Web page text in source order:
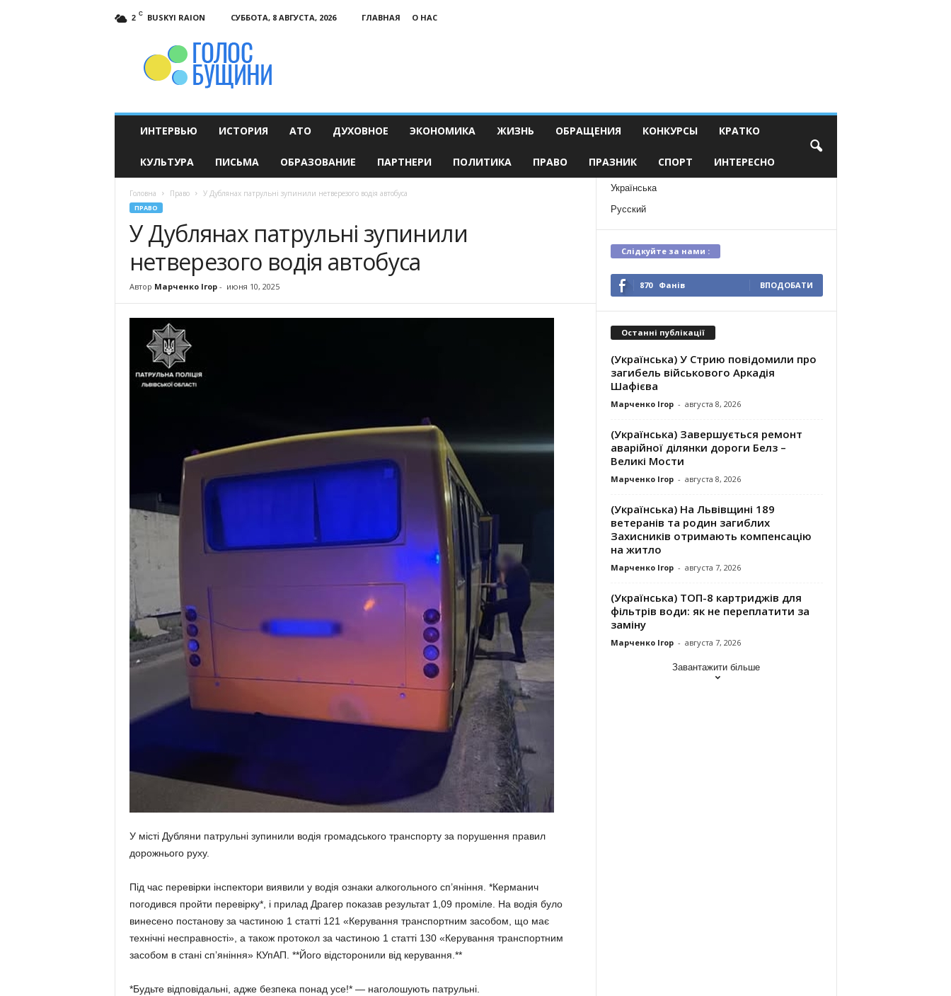
2 C BUSKYI RAION СУББОТА, 8 АВГУСТА, 2026 ГЛАВНАЯ
О НАС
ИНТЕРВЬЮ ИСТОРИЯ АТО ДУХОВНОЕ ЭКОНОМИКА ЖИЗНЬ ОБРАЩЕНИЯ КОНКУРСЫ КРАТКО
КУЛЬТУРА ПИСЬМА ОБРАЗОВАНИЕ ПАРТНЕРИ ПОЛИТИКА ПРАВО ПРАЗНИК СПОРТ ИНТЕРЕСНО
Головна Право У Дублянах патрульні зупинили нетверезого водія автобуса
ПРАВО
У Дублянах патрульні зупинили
нетверезого водія автобуса
Автор Марченко Ігор- июня 10, 2025
У місті Дубляни патрульні зупинили водія громадського транспорту за порушення правил
дорожнього руху.
Під час перевірки інспектори виявили у водія ознаки алкогольного сп’яніння. *Керманич
погодився пройти перевірку*, і прилад Драгер показав результат 1,09 проміле. На водія було
винесено постанову за частиною 1 статті 121 «Керування транспортним засобом, що має
технічні несправності», а також протокол за частиною 1 статті 130 «Керування транспортним
засобом в стані сп’яніння» КУпАП. **Його відсторонили від керування.**
*Будьте відповідальні, адже безпека понад усе!* — наголошують патрульні.
Українська
Русский
Слідкуйте за нами :
870 Фанів ВПОДОБАТИ
Останні публікації
(Українська) У Стрию повідомили про
загибель військового Аркадія
Шафієва
Марченко Ігор - августа 8, 2026
(Українська) Завершується ремонт
аварійної ділянки дороги Белз –
Великі Мости
Марченко Ігор - августа 8, 2026
(Українська) На Львівщині 189
ветеранів та родин загиблих
Захисників отримають компенсацію
на житло
Марченко Ігор - августа 7, 2026
(Українська) ТОП-8 картриджів для
фільтрів води: як не переплатити за
заміну
Марченко Ігор - августа 7, 2026
Завантажити більше